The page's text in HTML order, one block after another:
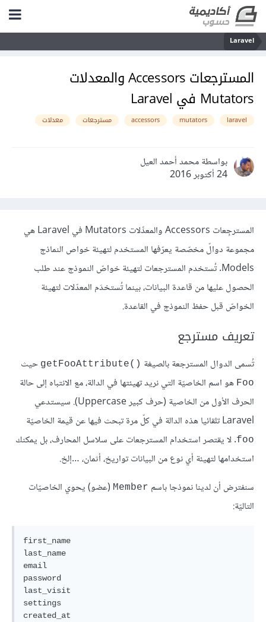
Laravel
المسترجعات Accessors والمعدلات
Mutators في Laravel
laravel
mutators
accessors مسترجعات معدلات
بواسطة محمد أحمد العيل
24 أكتوبر 2016
المسترجِعات Accessors والمعدِّلات Mutators في Laravel هي
مجموعة دوالّ مخصّصة يعرّفها المستخدم لتهيئة خواص النماذج
Models. تُستخدم المسترجعات لتهيئة خواصّ النموذج عند طلب
الحصول عليها من قاعدة البيانات، بينما تُستخدَم المعدّلات لتهيئة
الخواصّ قبل حفظ النموذج في القاعدة.
تعريف مسترجع
تُسمى الدوال المسترجعة بالصيغة ()getFooAttribute حيث
Foo هو اسم الخاصيّة التي نريد تهيئتها في الدالة، مع الانتباه إلى حالة
الحرف الأول من الخاصية (حرف كبير Uppercase). سيستدعي
Laravel تلقائيا هذه الدالة في كلّ مرة تبحث فيها عن قيمة الخاصيّة
foo. لا يقتصر استخدام المسترجعات على سلاسل المحارف، بل يمكنك
استخدامها لتهيئة أي نوع من البيانات تواريخ، أثمان، …إلخ.
سنفترض أن لدينا نموذجا باسم Member (عضو) يحوي الخاصيّات
التاليّة:
first_name
last_name
email
password
last_visit
settings
created_at